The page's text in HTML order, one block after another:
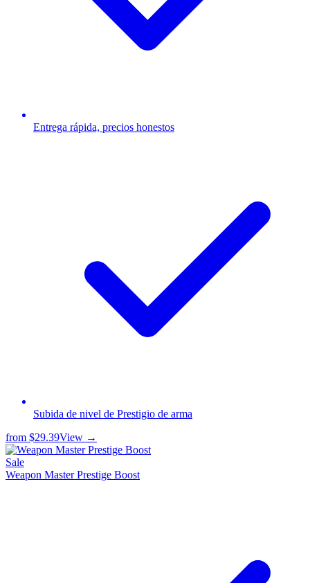
Entrega rápida, precios honestos
Subida de nivel de Prestigio de arma
from $29.39View →
Sale
Weapon Master Prestige Boost